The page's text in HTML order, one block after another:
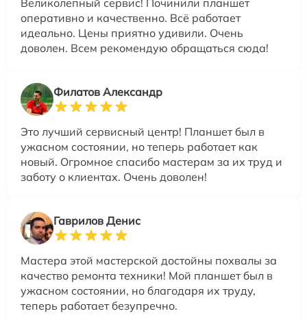
оперативно и качественно. Всё работает
идеально. Цены приятно удивили. Очень
доволен. Всем рекомендую обращаться сюда!
Филатов Александр
Это лучший сервисный центр! Планшет был в
ужасном состоянии, но теперь работает как
новый. Огромное спасибо мастерам за их труд и
заботу о клиентах. Очень доволен!
Гаврилов Денис
Мастера этой мастерской достойны похвалы за
качество ремонта техники! Мой планшет был в
ужасном состоянии, но благодаря их труду,
теперь работает безупречно.